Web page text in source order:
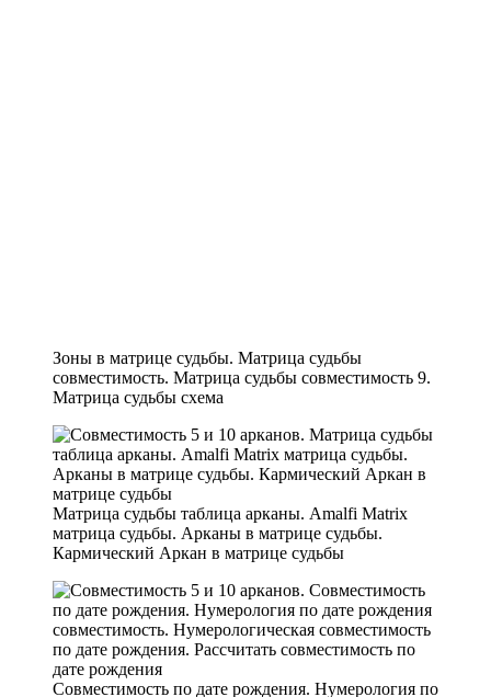
Зоны в матрице судьбы. Матрица судьбы
совместимость. Матрица судьбы совместимость 9.
Матрица судьбы схема
Матрица судьбы таблица арканы. Amalfi Matrix
матрица судьбы. Арканы в матрице судьбы.
Кармический Аркан в матрице судьбы
Совместимость по дате рождения. Нумерология по